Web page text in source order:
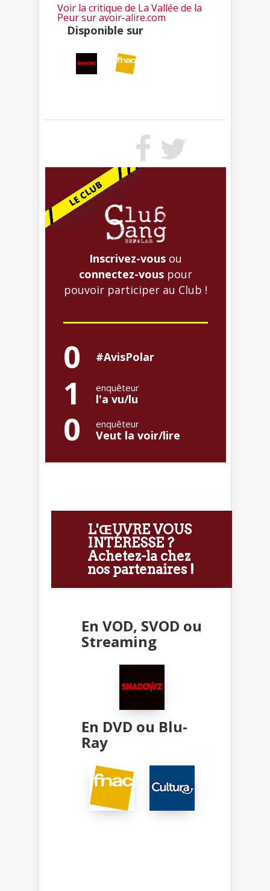
Voir la critique de La Vallée de la
Peur sur avoir-alire.com
Disponible sur
Inscrivez-vous ou
connectez-vous pour
pouvoir participer au Club !
0 #AvisPolar
1 enquêteur
l'a vu/lu
0 enquêteur
Veut la voir/lire
L'ŒUVRE VOUS
INTÉRESSE ?
Achetez-la chez
nos partenaires !
En VOD, SVOD ou
Streaming
En DVD ou Blu-
Ray